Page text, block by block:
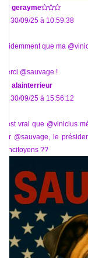
gerayme
Le 30/09/25 à 10:59:38
Evidemment que ma
Merci @sauvage !
alainterrieur
Le 30/09/25 à 15:56:12
Il est vrai que @vinicius
par @sauvage, le
concitoyens ??